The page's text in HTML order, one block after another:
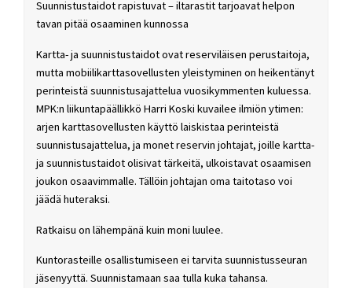
Suunnistustaidot rapistuvat – iltarastit tarjoavat helpon
tavan pitää osaaminen kunnossa
Kartta- ja suunnistustaidot ovat reserviläisen perustaitoja,
mutta mobiilikarttasovellusten yleistyminen on heikentänyt
perinteistä suunnistusajattelua vuosikymmenten kuluessa.
MPK:n liikuntapäällikkö Harri Koski kuvailee ilmiön ytimen:
arjen karttasovellusten käyttö laiskistaa perinteistä
suunnistusajattelua, ja monet reservin johtajat, joille kartta-
ja suunnistustaidot olisivat tärkeitä, ulkoistavat osaamisen
joukon osaavimmalle. Tällöin johtajan oma taitotaso voi
jäädä huteraksi.
Ratkaisu on lähempänä kuin moni luulee.
Kuntorasteille osallistumiseen ei tarvita suunnistusseuran
jäsenyyttä. Suunnistamaan saa tulla kuka tahansa.